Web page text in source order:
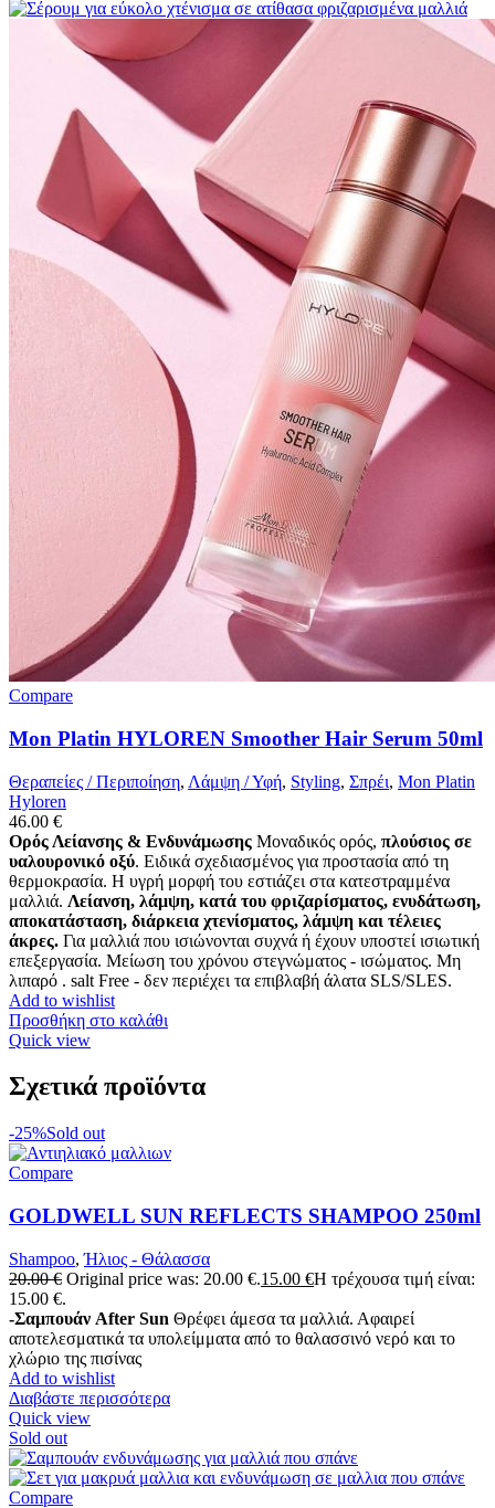
Compare
Mon Platin HYLOREN Smoother Hair Serum 50ml
Θεραπείες / Περιποίηση, Λάμψη / Υφή, Styling, Σπρέι, Mon Platin
Hyloren
46.00 €
Ορός Λείανσης & Ενδυνάμωσης Μοναδικός ορός, πλούσιος σε
υαλουρονικό οξύ. Ειδικά σχεδιασμένος για προστασία από τη
θερμοκρασία. Η υγρή μορφή του εστιάζει στα κατεστραμμένα
μαλλιά. Λείανση, λάμψη, κατά του φριζαρίσματος, ενυδάτωση,
αποκατάσταση, διάρκεια χτενίσματος, λάμψη και τέλειες
άκρες. Για μαλλιά που ισιώνονται συχνά ή έχουν υποστεί ισιωτική
επεξεργασία. Μείωση του χρόνου στεγνώματος - ισώματος. Μη
λιπαρό . salt Free - δεν περιέχει τα επιβλαβή άλατα SLS/SLES.
Add to wishlist
Προσθήκη στο καλάθι
Quick view
Σχετικά προϊόντα
-25%Sold out
Compare
GOLDWELL SUN REFLECTS SHAMPOO 250ml
Shampoo,Ήλιος - Θάλασσα
20.00€ Original price was: 20.00 €.15.00 €Η τρέχουσα τιμή είναι:
15.00 €.
-Σαμπουάν After Sun Θρέφει άμεσα τα μαλλιά. Αφαιρεί
αποτελεσματικά τα υπολείμματα από το θαλασσινό νερό και το
χλώριο της πισίνας
Add to wishlist
Διαβάστε περισσότερα
Quick view
Sold out
Compare